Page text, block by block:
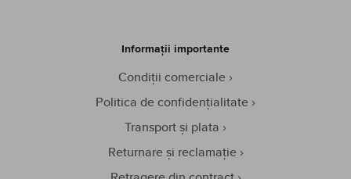
Informații importante
Condiții comerciale
Politica de confidențialitate
Transport și plata
Returnare și reclamație